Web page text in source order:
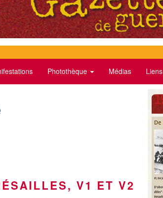
Photothèque Médias Liens
V1 ET V2